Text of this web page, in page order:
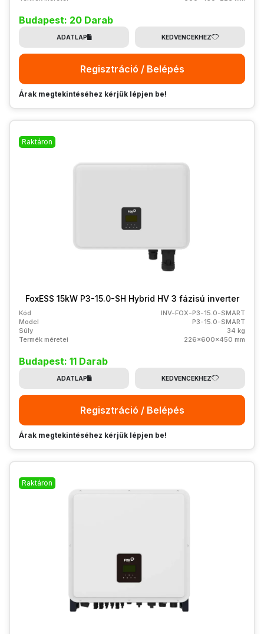
Budapest: 20 Darab
ADATLAP KEDVENCEKHEZ
Regisztráció / Belépés
Árak megtekintéséhez kérjük lépjen be!
Raktáron
FoxESS 15kW P3-15.0-SH Hybrid HV 3 fázisú inverter
Kód
INV-FOX-P3-15.0-SMART
Model
P3-15.0-SMART
Súly
34 kg
Termék méretei
226x600x450 mm
Budapest: 11 Darab
ADATLAP KEDVENCEKHEZ
Regisztráció / Belépés
Árak megtekintéséhez kérjük lépjen be!
Raktáron